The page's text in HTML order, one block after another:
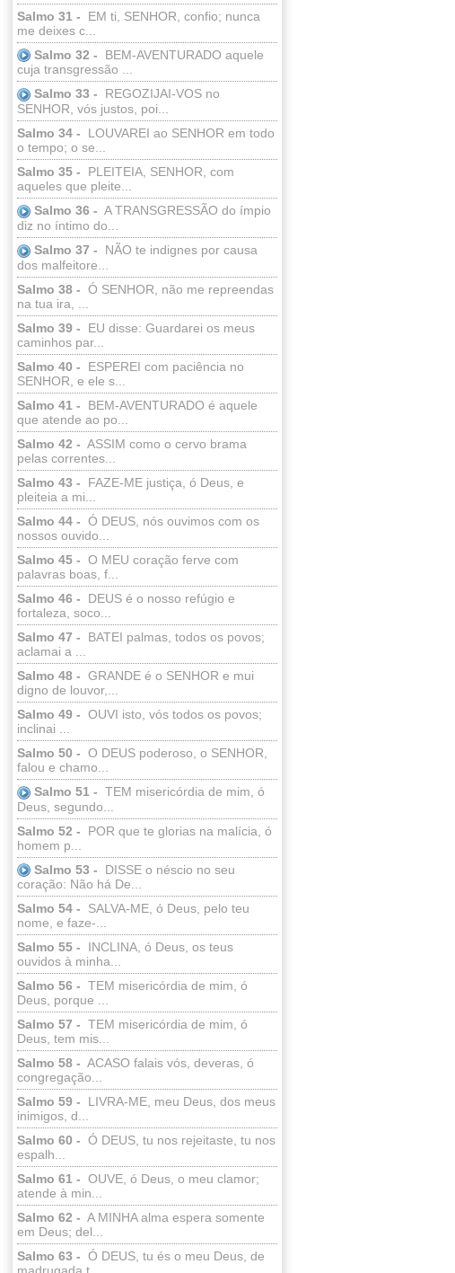
Salmo 31 -
EM ti, SENHOR, confio; nunca
me deixes c...
Salmo 32 -
BEM-AVENTURADO aquele
cuja transgressão ...
Salmo 33 -
REGOZIJAI-VOS no
SENHOR, vós justos, poi...
Salmo 34 -
LOUVAREI ao SENHOR em todo
o tempo; o se...
Salmo 35 -
PLEITEIA, SENHOR, com
aqueles que pleite...
Salmo 36 - A TRANSGRESSÃO do ímpio
diz no íntimo do...
Salmo 37 -
NÃO te indignes por causa
dos malfeitore...
Salmo 38 - Ó SENHOR, não me repreendas
na tua ira, ...
Salmo 39 -
EU disse: Guardarei os meus
caminhos par...
Salmo 40 -
ESPEREI com paciência no
SENHOR, e ele s...
Salmo 41 -
BEM-AVENTURADO é aquele
que atende ao po...
Salmo 42 - ASSIM como o cervo brama
pelas correntes...
Salmo 43 -
FAZE-ME justiça, ó Deus, e
pleiteia a mi...
Salmo 44 - Ó DEUS, nós ouvimos com os
nossos ouvido...
Salmo 45 - O MEU coração ferve com
palavras boas, f...
Salmo 46 -
DEUS é o nosso refúgio e
fortaleza, soco...
Salmo 47 -
BATEI palmas, todos os povos;
aclamai a ...
Salmo 48 - GRANDE é o SENHOR e mui
digno de louvor,...
Salmo 49 - OUVI isto, vós todos os povos;
inclinai ...
Salmo 50 - O DEUS poderoso, o SENHOR,
falou e chamo...
Salmo 51 - TEM misericórdia de mim, ó
Deus, segundo...
Salmo 52 -
POR que te glorias na malícia, ó
homem p...
Salmo 53 -
DISSE o néscio no seu
coração: Não há De...
Salmo 54 -
SALVA-ME, ó Deus, pelo teu
nome, e faze-...
Salmo 55 -
INCLINA, ó Deus, os teus
ouvidos à minha...
Salmo 56 - TEM misericórdia de mim, ó
Deus, porque ...
Salmo 57 - TEM misericórdia de mim, ó
Deus, tem mis...
Salmo 58 - ACASO falais vós, deveras, ó
congregação...
Salmo 59 -
LIVRA-ME, meu Deus, dos meus
inimigos, d...
Salmo 60 - Ó DEUS, tu nos rejeitaste, tu nos
espalh...
Salmo 61 - OUVE, ó Deus, o meu clamor;
atende à min...
Salmo 62 - A MINHA alma espera somente
em Deus; del...
Salmo 63 - Ó DEUS, tu és o meu Deus, de